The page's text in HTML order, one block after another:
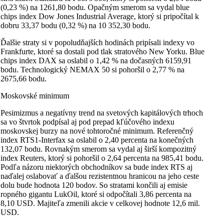
(0,23 %) na 1261,80 bodu. Opačným smerom sa vydal blue
chips index Dow Jones Industrial Average, ktorý si pripočítal k
dobru 33,37 bodu (0,32 %) na 10 352,30 bodu.
Ďalšie straty si v popoludňajších hodinách pripísali indexy vo
Frankfurte, ktoré sa dostali pod tlak stratového New Yorku. Blue
chips index DAX sa oslabil o 1,42 % na dočasných 6159,91
bodu. Technologický NEMAX 50 si pohoršil o 2,77 % na
2675,66 bodu.
Moskovské minimum
Pesimizmus a negatívny trend na svetových kapitálových trhoch
sa vo štvrtok podpísal aj pod prepad kľúčového indexu
moskovskej burzy na nové tohtoročné minimum. Referenčný
index RTS1-Interfax sa oslabil o 2,40 percenta na konečných
132,07 bodu. Rovnakým smerom sa vydal aj širší kompozitný
index Reuters, ktorý si pohoršil o 2,64 percenta na 985,41 bodu.
Podľa názoru niektorých obchodníkov sa bude index RTS aj
naďalej oslabovať a ďalšou rezistentnou hranicou na jeho ceste
dolu bude hodnota 120 bodov. So stratami končili aj emisie
ropného gigantu LukOil, ktoré si odpočítali 3,86 percenta na
8,10 USD. Majiteľa zmenili akcie v celkovej hodnote 12,6 mil.
USD.